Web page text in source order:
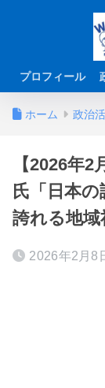
プロフィール
ホーム 政治
【2026年
氏「日本
誇れる地域
2026年2月8